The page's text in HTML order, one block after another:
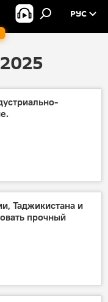
РУС
Таджикистана и
прочный